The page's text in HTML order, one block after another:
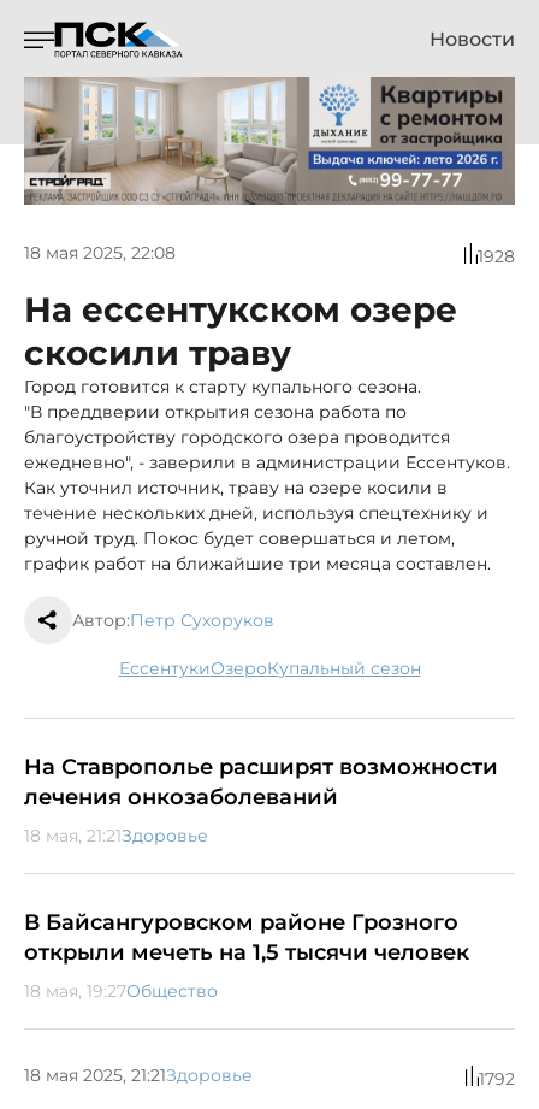
Новости
18 мая 2025, 22:08 1928
На ессентукском озере
скосили траву
Город готовится к старту купального сезона.
"В преддверии открытия сезона работа по
благоустройству городского озера проводится
ежедневно", - заверили в администрации Ессентуков.
Как уточнил источник, траву на озере косили в
течение нескольких дней, используя спецтехнику и
ручной труд. Покос будет совершаться и летом,
график работ на ближайшие три месяца составлен.
Автор:Петр Сухоруков
Ессентуки озеро купальный сезон
На Ставрополье расширят возможности
лечения онкозаболеваний
18 мая, 21:21Здоровье
В Байсангуровском районе Грозного
открыли мечеть на 1,5 тысячи человек
18 мая, 19:27Общество
18 мая 2025, 21:21Здоровье 1792